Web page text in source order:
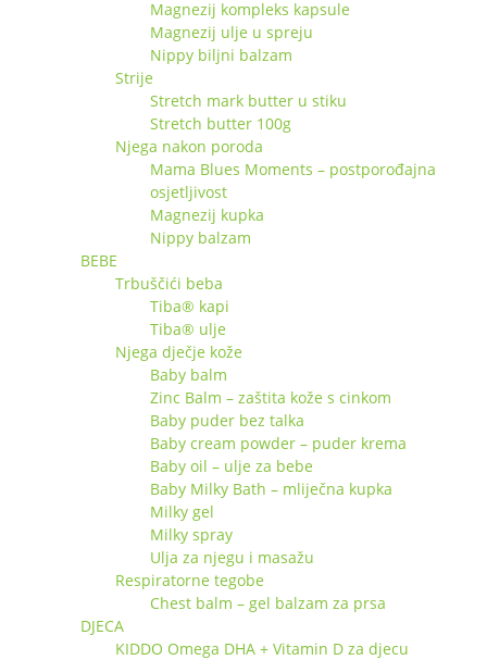
Magnezij kompleks kapsule
Magnezij ulje u spreju
Nippy biljni balzam
Strije
Stretch mark butter u stiku
Stretch butter 100g
Njega nakon poroda
Mama Blues Moments – postporođajna
osjetljivost
Magnezij kupka
Nippy balzam
BEBE
Trbuščići beba
Tiba® kapi
Tiba® ulje
Njega dječje kože
Baby balm
Zinc Balm – zaštita kože s cinkom
Baby puder bez talka
Baby cream powder – puder krema
Baby oil – ulje za bebe
Baby Milky Bath – mliječna kupka
Milky gel
Milky spray
Ulja za njegu i masažu
Respiratorne tegobe
Chest balm – gel balzam za prsa
DJECA
KIDDO Omega DHA + Vitamin D za djecu